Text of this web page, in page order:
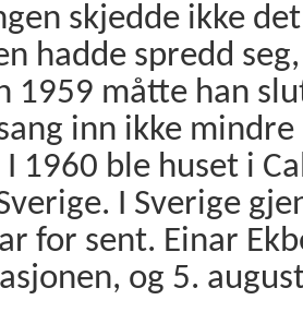
skjedde ikke
hadde spredd
1959 måtte han
inn ikke
1960 ble huset i
I Sverige
for sent. Einar
og 5.